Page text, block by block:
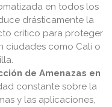
en todos los
drásticamente la
crítico para proteger
ciudades como Cali o
de Amenazas en
constante sobre la
y las aplicaciones,